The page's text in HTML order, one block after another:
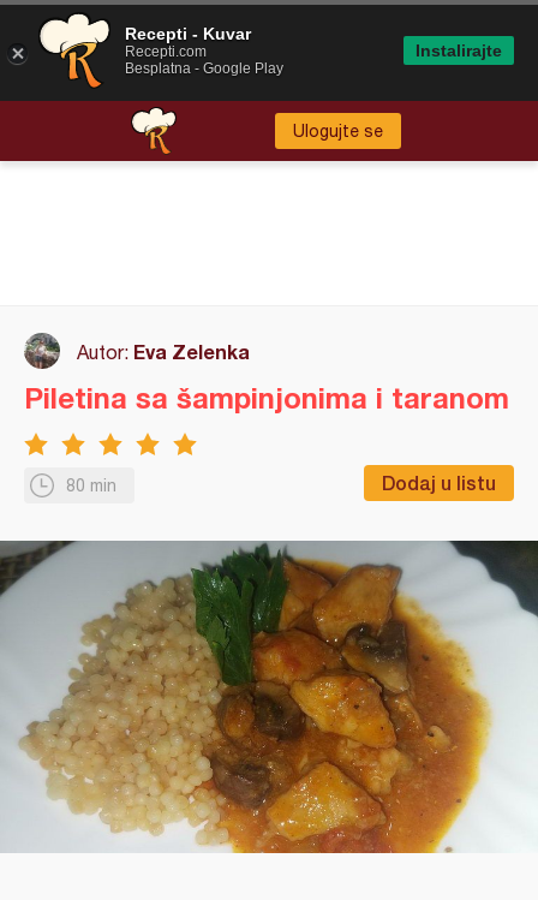
Ulogujte se
Autor: Eva Zelenka
80 min Dodaj u listu
Piletina sa šampinjonima i taranom
Recepti - Kuvar
Recepti.com
Besplatna - Google Play
Instalirajte